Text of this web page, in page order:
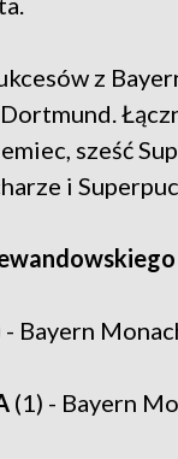
z
sześć
i
- Bayern
(1) - Bayern